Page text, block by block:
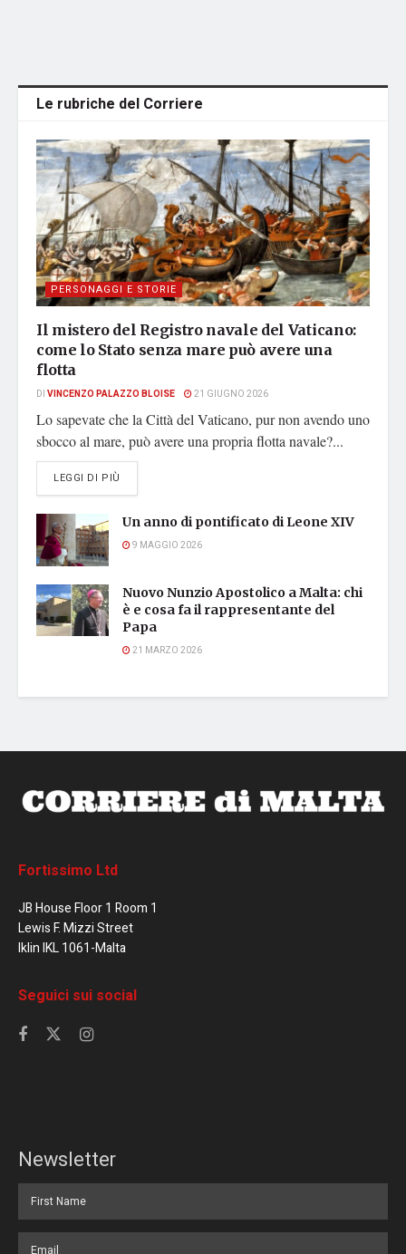
Le rubriche del Corriere
PERSONAGGI E STORIE
Il mistero del Registro navale del Vaticano:
come lo Stato senza mare può avere una
flotta
DI VINCENZO PALAZZO BLOISE 21 GIUGNO 2026
Lo sapevate che la Città del Vaticano, pur non avendo uno
sbocco al mare, può avere una propria flotta navale?...
LEGGI DI PIÙ
Un anno di pontificato di Leone XIV
9 MAGGIO 2026
Nuovo Nunzio Apostolico a Malta: chi
è e cosa fa il rappresentante del
Papa
21 MARZO 2026
Fortissimo Ltd
JB House Floor 1 Room 1
Lewis F. Mizzi Street
Iklin IKL 1061-Malta
Seguici sui social
Newsletter